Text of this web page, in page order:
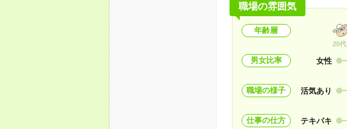
職場の雰囲気
年齢層
20代
男女比率 女性
職場の様子 活気あり
仕事の仕方 テキパキ